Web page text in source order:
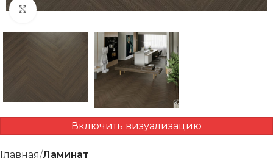
Нажмите, чтобы увеличить
Включить визуализацию
Главная Ламинат